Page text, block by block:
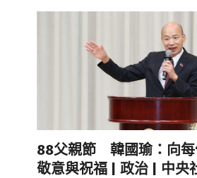
88父親節 韓國瑜：向每
敬意與祝福 | 政治 | 中央